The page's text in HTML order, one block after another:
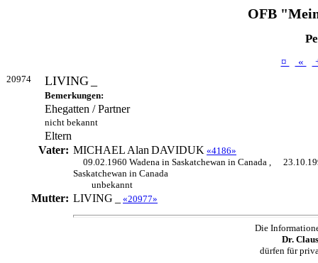
OFB
¤ «
20974 LIVING
Bemerkungen:
Ehegatten / Partner
nicht bekannt
Eltern
Vater: MICHAEL Alan DAVIDUK «4186»
09.02.1960 Wadena in Saskatchewan in Canada ,
Saskatchewan in Canada
unbekannt
Mutter: LIVING «20977»
Die
Dr.
dürfen für